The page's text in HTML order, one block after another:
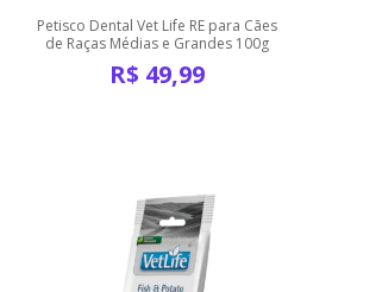
Petisco Dental Vet Life RE para Cães
de Raças Médias e Grandes 100g
R$ 49,99